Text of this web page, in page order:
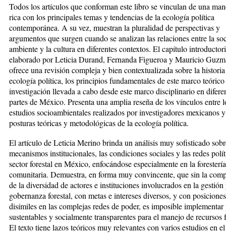
Todos los artículos que conforman este libro se vinculan de una
rica con los principales temas y tendencias de la ecología política
contemporánea. A su vez, muestran la pluralidad de perspectivas y
argumentos que surgen cuando se analizan las relaciones entre la
ambiente y la cultura en diferentes contextos. El capítulo
elaborado por Leticia Durand, Fernanda Figueroa y Mauricio
ofrece una revisión compleja y bien contextualizada sobre la
ecología política, los principios fundamentales de este marco
investigación llevada a cabo desde este marco disciplinario en
partes de México. Presenta una amplia reseña de los vínculos entre
estudios socioambientales realizados por investigadores mexicanos
posturas teóricas y metodológicas de la ecología política.
El artículo de Leticia Merino brinda un análisis muy sofisticado
mecanismos institucionales, las condiciones sociales y las redes
sector forestal en México, enfocándose especialmente en la forestería
comunitaria. Demuestra, en forma muy convincente, que sin la
de la diversidad de actores e instituciones involucrados en la gestión
gobernanza forestal, con metas e intereses diversos, y con posiciones
disímiles en las complejas redes de poder, es imposible
sustentables y socialmente transparentes para el manejo de recursos
El texto tiene lazos teóricos muy relevantes con varios estudios en